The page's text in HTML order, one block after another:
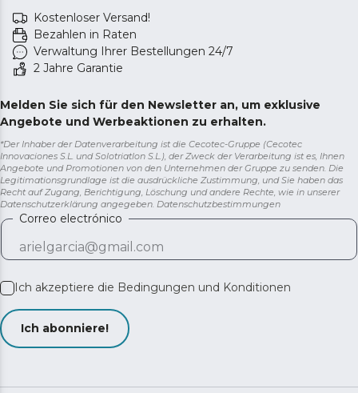
Kostenloser Versand!
Bezahlen in Raten
Verwaltung Ihrer Bestellungen 24/7
2 Jahre Garantie
Melden Sie sich für den Newsletter an, um exklusive
Angebote und Werbeaktionen zu erhalten.
*Der Inhaber der Datenverarbeitung ist die Cecotec-Gruppe (Cecotec
Innovaciones S.L. und Solotriatlon S.L.), der Zweck der Verarbeitung ist es, Ihnen
Angebote und Promotionen von den Unternehmen der Gruppe zu senden. Die
Legitimationsgrundlage ist die ausdrückliche Zustimmung, und Sie haben das
Recht auf Zugang, Berichtigung, Löschung und andere Rechte, wie in unserer
Datenschutzerklärung angegeben. Datenschutzbestimmungen
Correo electrónico
Ich akzeptiere die Bedingungen und Konditionen
Ich abonniere!